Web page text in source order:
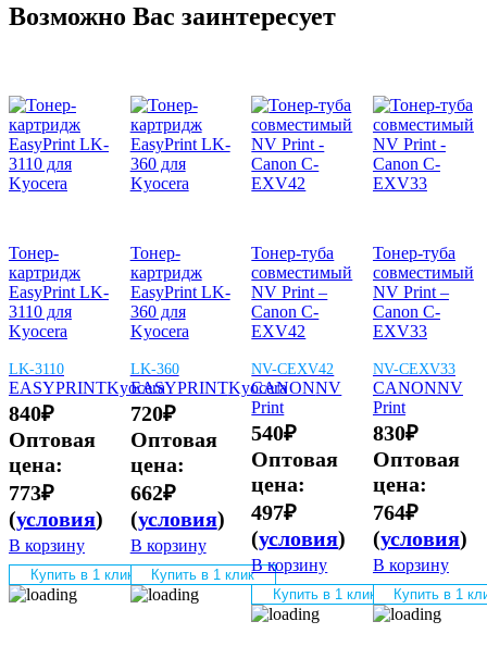
Возможно Вас заинтересует
Тонер-
картридж
EasyPrint LK-
3110 для
Kyocera
LK-3110
EASYPRINTKyocera
840₽
Оптовая
цена:
773₽
(условия)
В корзину
Купить в 1 клик
Тонер-
картридж
EasyPrint LK-
360 для
Kyocera
LK-360
EASYPRINTKyocera
720₽
Оптовая
цена:
662₽
(условия)
В корзину
Купить в 1 клик
Тонер-туба
совместимый
NV Print –
Canon C-
EXV42
NV-CEXV42
CANONNV
Print
540₽
Оптовая
цена:
497₽
(условия)
В корзину
Купить в 1 клик
Тонер-туба
совместимый
NV Print –
Canon C-
EXV33
NV-CEXV33
CANONNV
Print
830₽
Оптовая
цена:
764₽
(условия)
В корзину
Купить в 1